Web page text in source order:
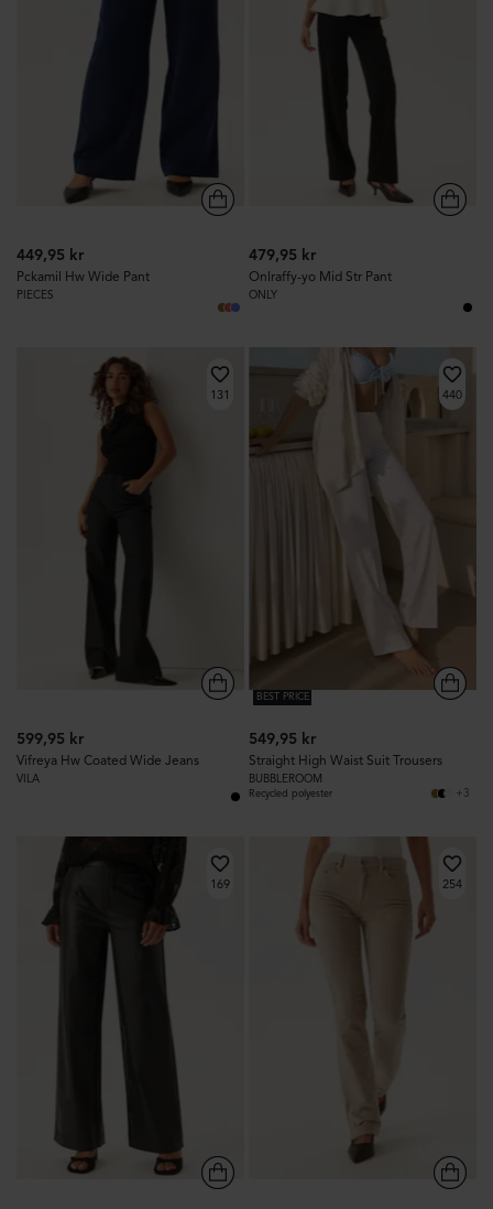
449,95 kr
Pckamil Hw Wide Pant
PIECES
479,95 kr
Onlraffy-yo Mid Str Pant
ONLY
131
599,95 kr
Vifreya Hw Coated Wide Jeans
VILA
440
BEST PRICE
549,95 kr
Straight High Waist Suit Trousers
BUBBLEROOM
Recycled polyester +3
169 254